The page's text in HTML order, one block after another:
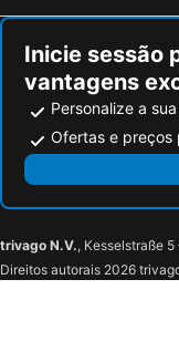
Inicie sessão
vantagens
Personalize a
Ofertas e preços
trivago N.V., Kesselstraße
Direitos autorais 2026